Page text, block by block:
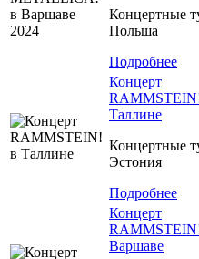
Концертные
Польша
Подробнее
Концерт
Таллине
Концертные
Эстония
Подробнее
Концерт
Варшаве